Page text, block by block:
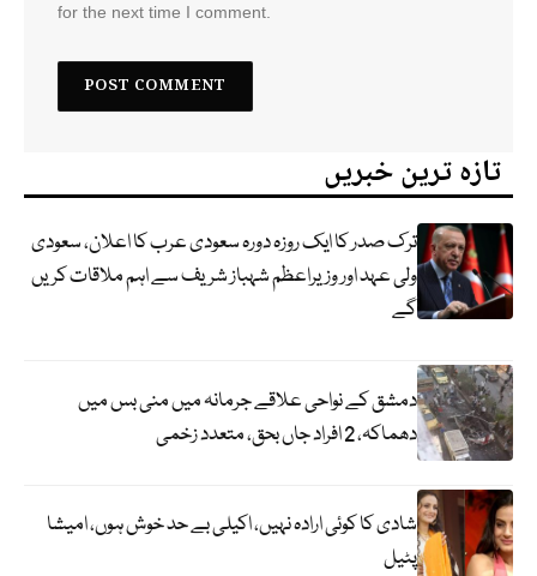
for the next time I comment.
تازہ ترین خبریں
ترک صدر کا ایک روزہ دورہ سعودی عرب کا اعلان، سعودی
ولی عہد اور وزیراعظم شہباز شریف سے اہم ملاقات کریں
گے
دمشق کے نواحی علاقے جرمانہ میں منی بس میں
دھماکہ، 2 افراد جاں بحق، متعدد زخمی
شادی کا کوئی ارادہ نہیں، اکیلی بے حد خوش ہوں، امیشا
پٹیل